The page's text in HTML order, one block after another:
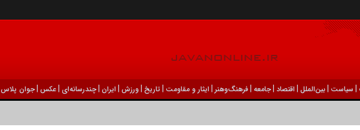
| سیاست |بين‌الملل | اقتصاد |جامعه |فرهنگ‌و‌هنر | ایثار و مقاومت |تاریخ |ورزش | ايران |چندرسانه‌ای |عکس |جوان پلاس